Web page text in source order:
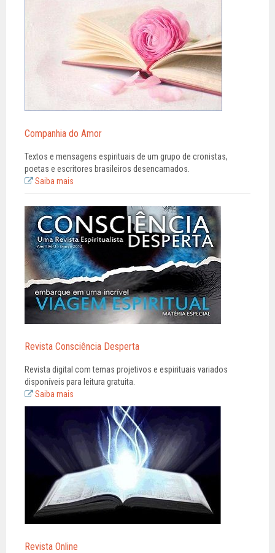
Companhia do Amor
Textos e mensagens espirituais de um grupo de cronistas,
poetas e escritores brasileiros desencarnados.
Saiba mais
Revista Consciência Desperta
Revista digital com temas projetivos e espirituais variados
disponíveis para leitura gratuita.
Saiba mais
Revista Online